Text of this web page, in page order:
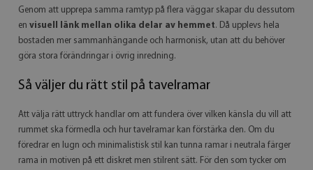
Genom att upprepa samma ramtyp på flera väggar skapar du dessutom
en visuell länk mellan olika delar av hemmet. Då upplevs hela
bostaden mer sammanhängande och harmonisk, utan att du behöver
göra stora förändringar i övrig inredning.
Så väljer du rätt stil på tavelramar
Att välja rätt uttryck handlar om att fundera över vilken känsla du vill att
rummet ska förmedla och hur tavelramar kan förstärka den. Om du
föredrar en lugn och minimalistisk stil kan tunna ramar i neutrala färger
rama in motiven på ett diskret men stilrent sätt. För den som tycker om